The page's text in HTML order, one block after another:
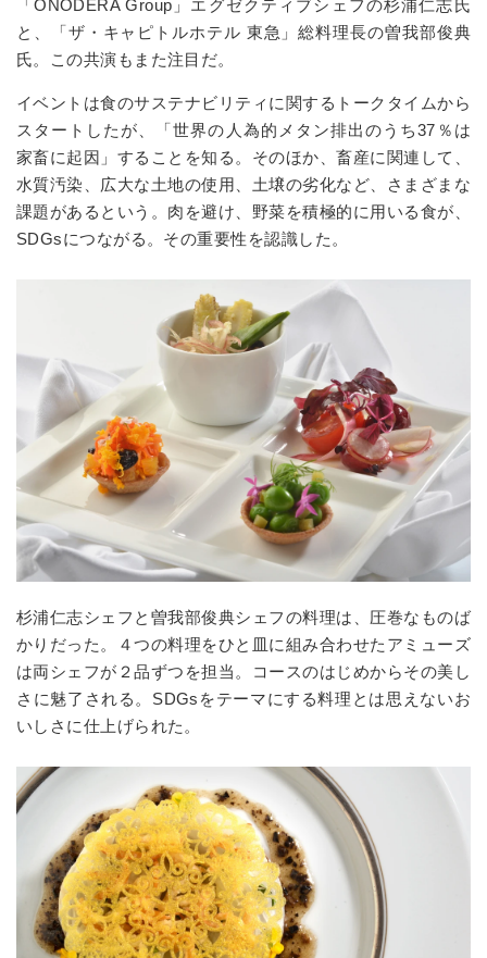
「ONODERA Group」エグゼクティブシェフの杉浦仁志氏
と、「ザ・キャピトルホテル 東急」総料理長の曽我部俊典
氏。この共演もまた注目だ。
イベントは食のサステナビリティに関するトークタイムから
スタートしたが、「世界の人為的メタン排出のうち37％は
家畜に起因」することを知る。そのほか、畜産に関連して、
水質汚染、広大な土地の使用、土壌の劣化など、さまざまな
課題があるという。肉を避け、野菜を積極的に用いる食が、
SDGsにつながる。その重要性を認識した。
杉浦仁志シェフと曽我部俊典シェフの料理は、圧巻なものば
かりだった。４つの料理をひと皿に組み合わせたアミューズ
は両シェフが２品ずつを担当。コースのはじめからその美し
さに魅了される。SDGsをテーマにする料理とは思えないお
いしさに仕上げられた。